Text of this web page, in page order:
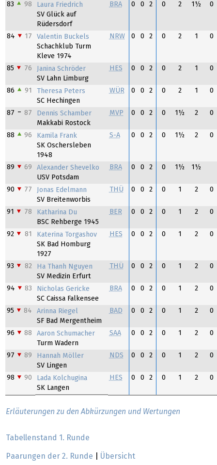
83 98
Laura Friedrich
SV Glück auf
Rüdersdorf
BRA 0 0 2 0 2 1½ 0
84 17
Valentin Buckels
Schachklub Turm
Kleve 1974
NRW 0 0 2 0 2 1 0
85 76
Janina Schröder
SV Lahn Limburg
HES 0 0 2 0 2 1 0
86 91
Theresa Peters
SC Hechingen
WÜR 0 0 2 0 2 1 0
87 87
Dennis Schamber
Makkabi Rostock
MVP 0 0 2 0 1½ 2 0
88 96
Kamila Frank
SK Oschersleben
1948
S-A 0 0 2 0 1½ 2 0
89 69
Alexander Shevelko
USV Potsdam
BRA 0 0 2 0 1½ 1½
90 77
Jonas Edelmann
SV Breitenworbis
THÜ 0 0 2 0 1 2 0
91 78
Katharina Du
BSC Rehberge 1945
BER 0 0 2 0 1 2 0
92 81
Katerina Torgashov
SK Bad Homburg
1927
HES 0 0 2 0 1 2 0
93 82
Ha Thanh Nguyen
SV Medizin Erfurt
THÜ 0 0 2 0 1 2 0
94 83
Nicholas Gericke
SC Caissa Falkensee
BRA 0 0 2 0 1 2 0
95 84
Arinna Riegel
SF Bad Mergentheim
BAD 0 0 2 0 1 2 0
96 88
Aaron Schumacher
Turm Wadern
SAA 0 0 2 0 1 2 0
97 89
Hannah Möller
SV Lingen
NDS 0 0 2 0 1 2 0
98 90
Lada Kolchugina
SK Langen
HES 0 0 2 0 1 2 0
Erläuterungen zu den Abkürzungen und Wertungen
Tabellenstand 1. Runde
Paarungen der 2. Runde Übersicht